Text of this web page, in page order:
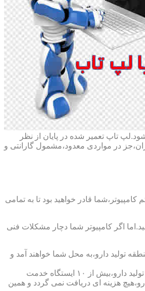
تاپ تعمیر شده در پایان از نظر
در مواردی معدود،مشمول گارانتی و
قادر خواهید بود تا به تمامی
اگر کامپیوتر شما دچار مشکلات فنی
تولید دارو،به محل شما خواهند آمد و
شرکت تعمیر لپ تاب ولید دارو،منطقه تولید دارو،دارای اینماد دو ستاره و نماد ساماندهی است که نشان دهنده اعتبار این شرکت است و همچنین در ولید دارو،منطقه تولید دارو،بیش از ۱۰ ایستگاه خدمت
هزینه ای دریافت نمی گردد و همین